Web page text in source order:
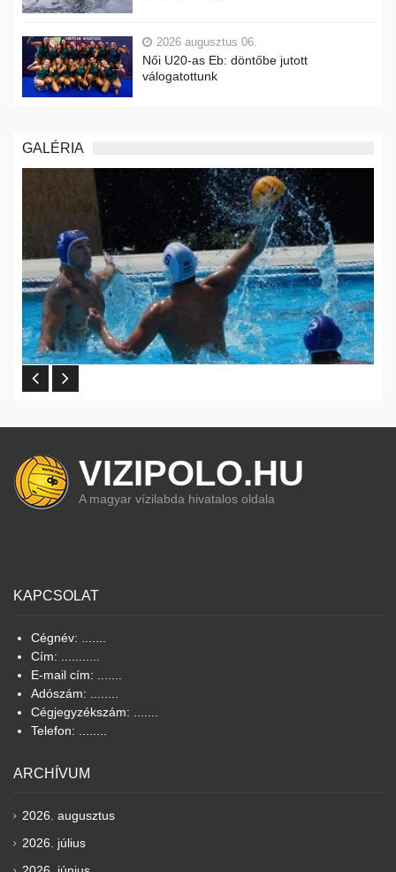
2026 augusztus 06.
Női U20-as Eb: döntőbe jutott
válogatottunk
GALÉRIA
VIZIPOLO.HU
A magyar vízilabda hivatalos oldala
KAPCSOLAT
Cégnév: .......
Cím: ...........
E-mail cím: .......
Adószám: ........
Cégjegyzékszám: .......
Telefon: ........
ARCHÍVUM
2026. augusztus
2026. július